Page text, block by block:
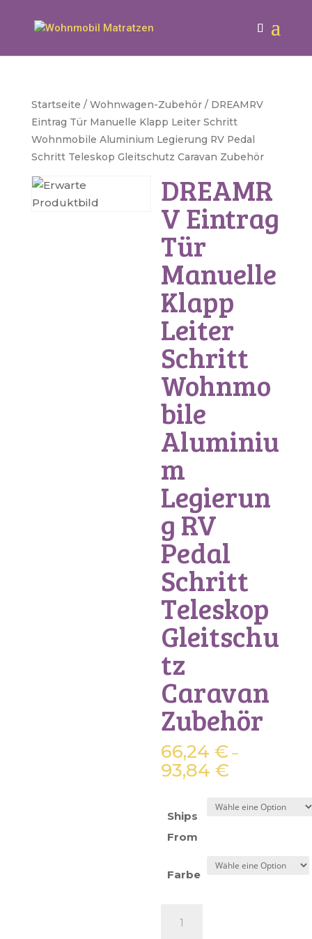
Startseite / Wohnwagen-Zubehör/ DREAMRV
Eintrag Tür Manuelle Klapp Leiter Schritt
Wohnmobile Aluminium Legierung RV Pedal
Schritt Teleskop Gleitschutz Caravan Zubehör
DREAMR
V Eintrag
Tür
Manuelle
Klapp
Leiter
Schritt
Wohnmo
bile
Aluminiu
m
Legierun
g RV
Pedal
Schritt
Teleskop
Gleitschu
tz
Caravan
Zubehör
66,24€ –
93,84€
Ships
From
Farbe
Eintrag